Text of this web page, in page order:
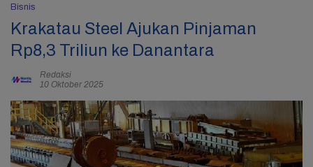
Bisnis
Krakatau Steel Ajukan Pinjaman
Rp8,3 Triliun ke Danantara
Redaksi
10 Oktober 2025